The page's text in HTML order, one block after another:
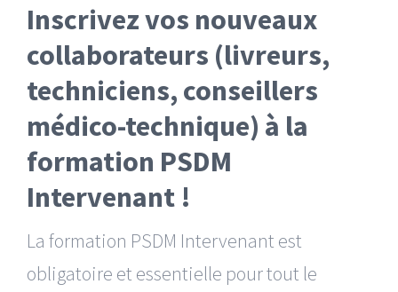
Inscrivez vos nouveaux
collaborateurs (livreurs,
techniciens, conseillers
médico-technique) à la
formation PSDM
Intervenant !
La formation PSDM Intervenant est
obligatoire et essentielle pour tout le